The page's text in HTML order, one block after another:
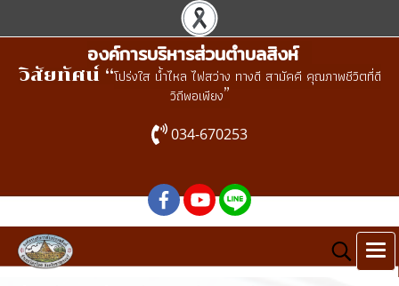
องค์การบริหารส่วนตำบลสิงห์
วิสัยทัศน์ “โปร่งใส น้ำไหล ไฟสว่าง ทางดี สามัคคี คุณภาพชีวิตที่ดี
วิถีพอเพียง”
034-670253